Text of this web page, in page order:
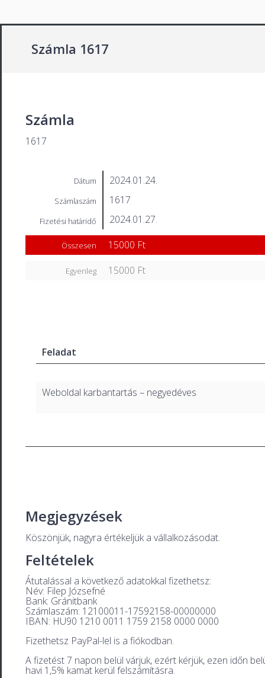
Számla 1617
Számla
1617
Dátum 2024.01.24.
Számlaszám 1617
Fizetési határidő 2024.01.27.
Összesen 15000 Ft
Egyenleg 15000 Ft
Feladat
Weboldal karbantartás – negyedéves
Megjegyzések
Köszönjük, nagyra értékeljük a vállalkozásodat.
Feltételek
Átutalással a következő adatokkal fizethetsz:
Név: Filep Józsefné
Bank: Gránitbank
Számlaszám: 12100011-17592158-00000000
IBAN: HU90 1210 0011 1759 2158 0000 0000
Fizethetsz PayPal-lel is a fiókodban.
A fizetést 7 napon belül várjuk, ezért kérjük, ezen időn
havi 1,5% kamat kerül felszámításra.